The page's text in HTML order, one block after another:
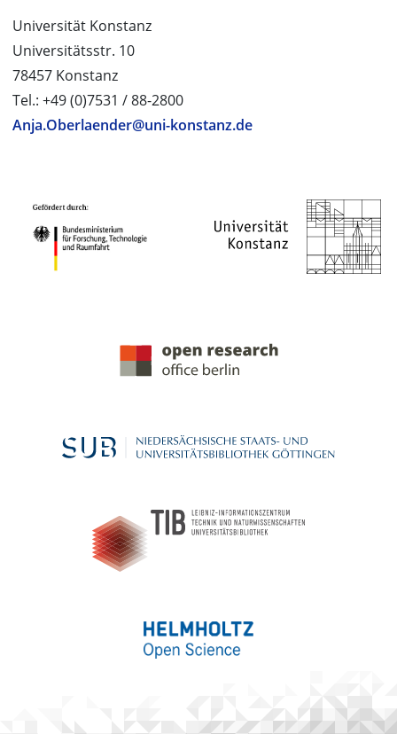
Universität Konstanz
Universitätsstr. 10
78457 Konstanz
Tel.: +49 (0)7531 / 88-2800
Anja.Oberlaender@uni-konstanz.de